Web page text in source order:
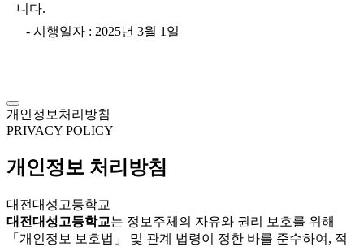
니다.
- 시행일자 : 2025년 3월 1일
개인정보처리방침
PRIVACY POLICY
개인정보 처리방침
대전대성고등학교
대전대성고등학교는 정보주체의 자유와 권리 보호를 위해
「개인정보 보호법」 및 관계 법령이 정한 바를 준수하여, 적